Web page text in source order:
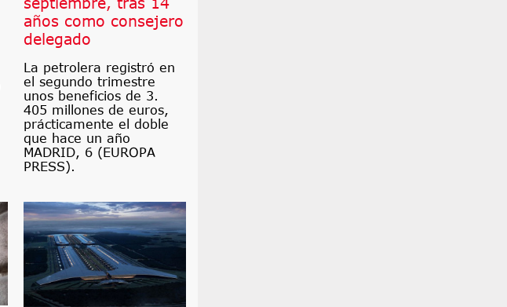
años como consejero
delegado
La petrolera registró en
el segundo trimestre
unos beneficios de 3.
405 millones de euros,
prácticamente el doble
que hace un año
MADRID, 6 (EUROPA
PRESS).